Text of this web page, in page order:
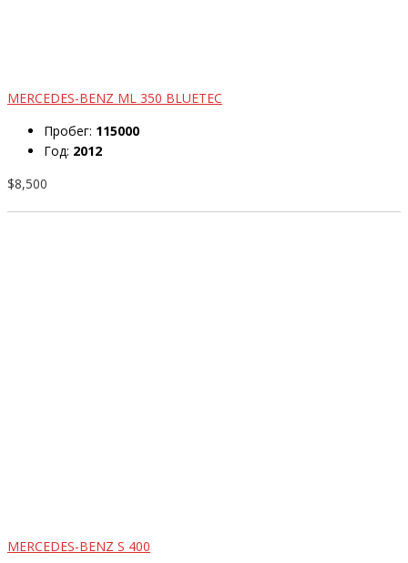
MERCEDES-BENZ ML 350 BLUETEC
Пробег: 115000
Год: 2012
$8,500
MERCEDES-BENZ S 400